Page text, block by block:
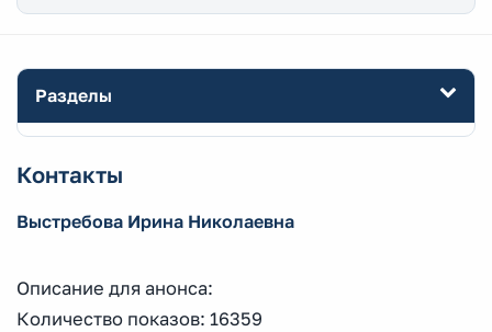
Разделы
Контакты
Выстребова Ирина Николаевна
Описание для анонса:
Количество показов: 16359